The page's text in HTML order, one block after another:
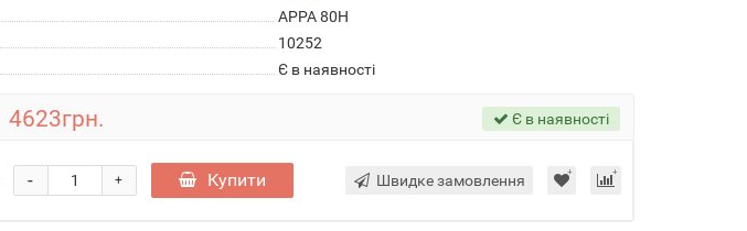
APPA 80H
10252
Є в наявності
4623грн. Є в наявності
+
- Купити Швидке замовлення